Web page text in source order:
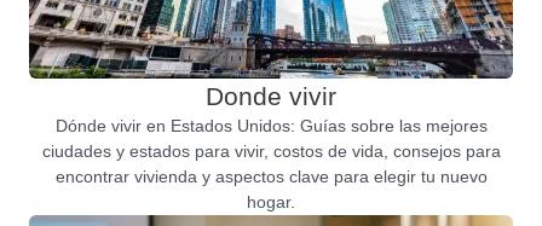
Donde vivir
Dónde vivir en Estados Unidos: Guías sobre las mejores
ciudades y estados para vivir, costos de vida, consejos para
encontrar vivienda y aspectos clave para elegir tu nuevo
hogar.